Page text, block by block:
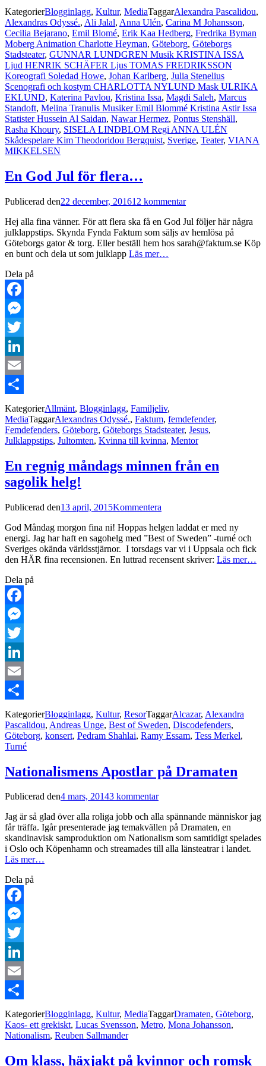
Dela
KategorierBlogginlagg, Kultur, MediaTaggarAlexandra Pascalidou,
Alexandras Odyssé., Ali Jalal, Anna Ulén, Carina M Johansson,
Cecilia Bejarano, Emil Blomé, Erik Kaa Hedberg, Fredrika Byman
Moberg Animation Charlotte Heyman, Göteborg, Göteborgs
Stadsteater, GUNNAR LUNDGREN Musik KRISTINA ISSA
Ljud HENRIK SCHÄFER Ljus TOMAS FREDRIKSSON
Koreografi Soledad Howe, Johan Karlberg, Julia Stenelius
Scenografi och kostym CHARLOTTA NYLUND Mask ULRIKA
EKLUND, Katerina Pavlou, Kristina Issa, Magdi Saleh, Marcus
Standoft, Melina Tranulis Musiker Emil Blommé Kristina Astir Issa
Statister Hussein Al Saidan, Nawar Hermez, Pontus Stenshäll,
Rasha Khoury, SISELA LINDBLOM Regi ANNA ULÉN
Skådespelare Kim Theodoridou Bergquist, Sverige, Teater, VIANA
MIKKELSEN
En God Jul för flera…
Publicerad den22 december, 201612 kommentar
Hej alla fina vänner. För att flera ska få en God Jul följer här några
julklappstips. Skynda Fynda Faktum som säljs av hemlösa på
Göteborgs gator & torg. Eller beställ hem hos sarah@faktum.se Köp
en bunt och dela ut som julklapp Läs mer…
Dela på
Facebook
Messenger
Twitter
LinkedIn
Email
Dela
KategorierAllmänt, Blogginlagg, Familjeliv,
MediaTaggarAlexandras Odyssé., Faktum, femdefender,
Femdefenders, Göteborg, Göteborgs Stadsteater, Jesus,
Julklappstips, Jultomten, Kvinna till kvinna, Mentor
En regnig måndags minnen från en
sagolik helg!
Publicerad den13 april, 2015Kommentera
God Måndag morgon fina ni! Hoppas helgen laddat er med ny
energi. Jag har haft en sagohelg med ”Best of Sweden” -turné och
Sveriges okända världsstjärnor. I torsdags var vi i Uppsala och fick
den HÄR fina recensionen. En luttrad recensent skriver: Läs mer…
Dela på
Facebook
Messenger
Twitter
LinkedIn
Email
Dela
KategorierBlogginlagg, Kultur, ResorTaggarAlcazar, Alexandra
Pascalidou, Andreas Unge, Best of Sweden, Discodefenders,
Göteborg, konsert, Pedram Shahlai, Ramy Essam, Tess Merkel,
Turné
Nationalismens Apostlar på Dramaten
Publicerad den4 mars, 20143 kommentar
Jag är så glad över alla roliga jobb och alla spännande människor jag
får träffa. Igår presenterade jag temakvällen på Dramaten, en
skandinavisk samproduktion om Nationalism som samtidigt spelades
i Oslo och Köpenhamn och streamades till alla länsteatrar i landet.
Läs mer…
Dela på
Facebook
Messenger
Twitter
LinkedIn
Email
Dela
KategorierBlogginlagg, Kultur, MediaTaggarDramaten, Göteborg,
Kaos- ett grekiskt, Lucas Svensson, Metro, Mona Johansson,
Nationalism, Reuben Sallmander
Om klass, häxjakt på kvinnor och romsk